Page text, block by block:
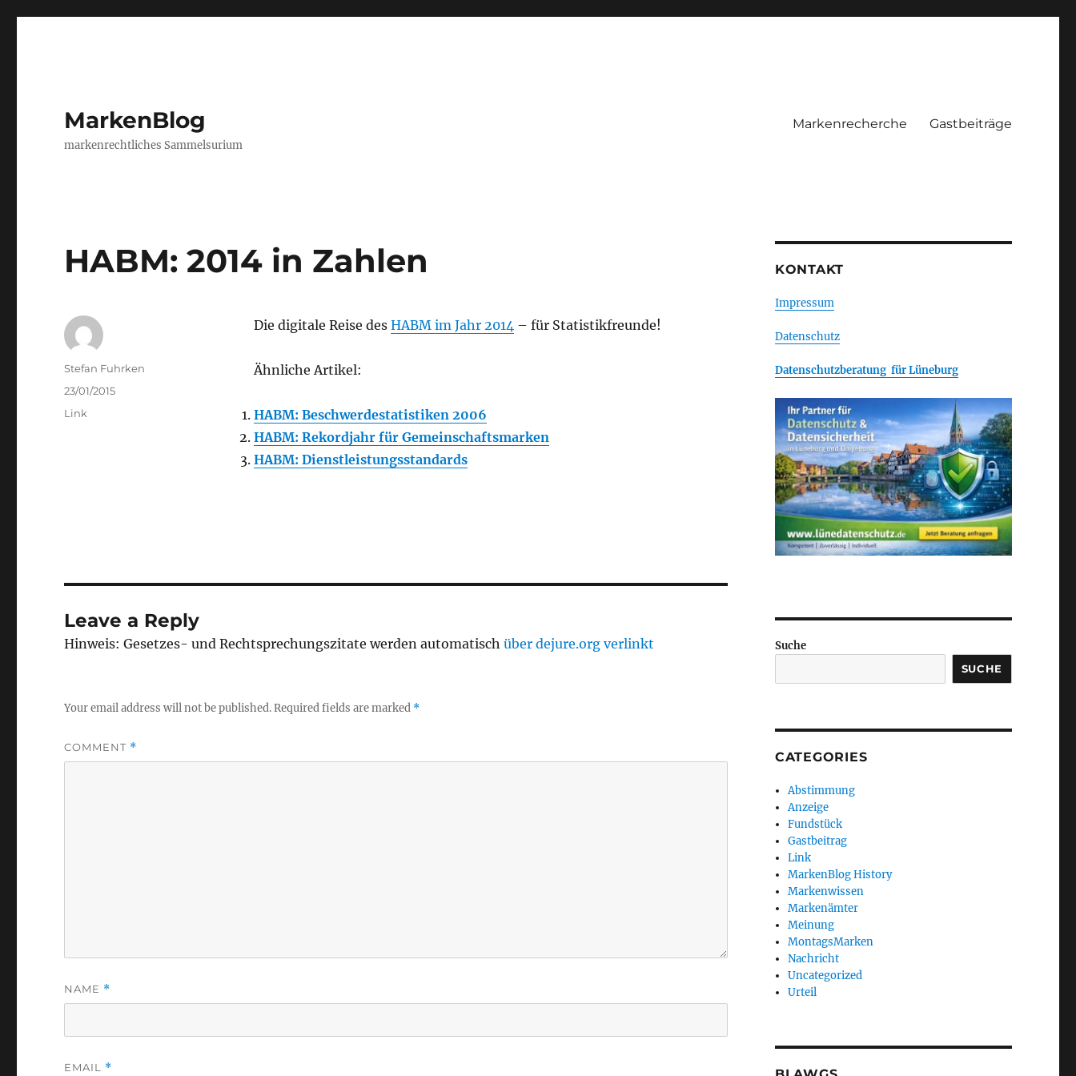
MarkenBlog
markenrechtliches Sammelsurium
Markenrecherche Gastbeiträge
HABM: 2014 in Zahlen
Die digitale Reise des HABM im Jahr 2014– für Statistikfreunde!
Ähnliche Artikel:
HABM: Beschwerdestatistiken 2006
HABM: Rekordjahr für Gemeinschaftsmarken
HABM: Dienstleistungsstandards
Author
Stefan Fuhrken
Posted
on
23/01/2015
Categories
Link
Leave a Reply
Hinweis: Gesetzes- und Rechtsprechungszitate werden automatischüber dejure.org verlinkt
Your email address will not be published.Required fields are marked *
COMMENT *
NAME *
EMAIL *
KONTAKT
Impressum
Datenschutz
Datenschutzberatung für Lüneburg
Suche
SUCHE
CATEGORIES
Abstimmung
Anzeige
Fundstück
Gastbeitrag
Link
MarkenBlog History
Markenwissen
Markenämter
Meinung
MontagsMarken
Nachricht
Uncategorized
Urteil